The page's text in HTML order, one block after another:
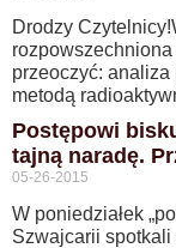
Drodzy
przeoczyć: analiza
metodą
Postępowi
tajną naradę.
05-26-2015
W poniedziałek
Szwajcarii